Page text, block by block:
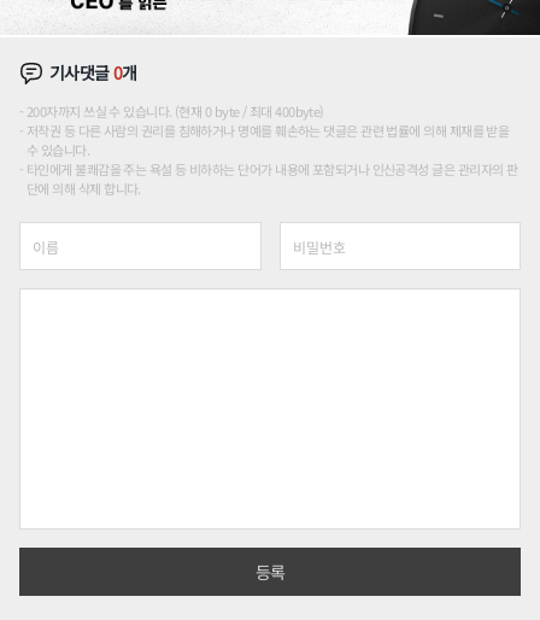
기사댓글0개
200자까지 쓰실 수 있습니다. (현재 0 byte / 최대 400byte)
저작권 등 다른 사람의 권리를 침해하거나 명예를 훼손하는 댓글은 관련 법률에 의해 제재를 받을
수 있습니다.
타인에게 불쾌감을 주는 욕설 등 비하하는 단어가 내용에 포함되거나 인신공격성 글은 관리자의 판
단에 의해 삭제 합니다.